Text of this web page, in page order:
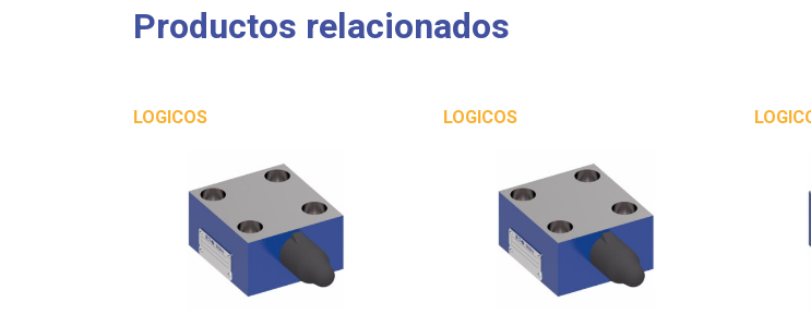
Productos relacionados
LOGICOS LOGICOS